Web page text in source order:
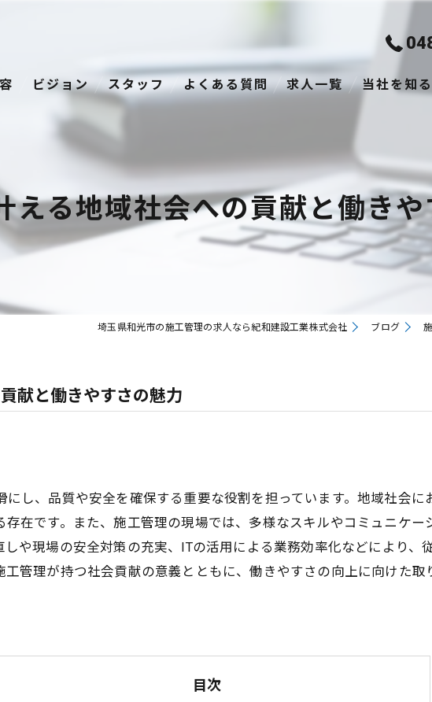
ビジョン スタッフ よくある質問 求人一覧 当社を知る
正社員
資格あり
転職
える地域社会への貢献と働き
埼玉県和光市の施工管理の求人なら紀和建設工業株式会社 ブログ
献と働きやすさの魅力
し、品質や安全を確保する重要な役割を担っています。地域社会
在です。また、施工管理の現場では、多様なスキルやコミュニケ
や現場の安全対策の充実、ITの活用による業務効率化などにより、
管理が持つ社会貢献の意義とともに、働きやすさの向上に向けた
目次